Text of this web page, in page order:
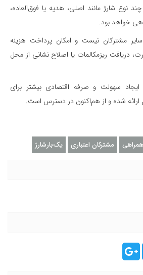
نوع شارژ مانند اصلی، هدیه یا فوق‌العاده،
خواهد بود.
مشترکان نیست و امکان پرداخت هزینه
دریافت ریزمکالمات یا اصلاح نشانی از محل
سهولت و صرفه اقتصادی بیشتر برای
ارائه شده و از هم‌اکنون در دسترس است.
مشترکان اعتباری یک‌بارشارژ